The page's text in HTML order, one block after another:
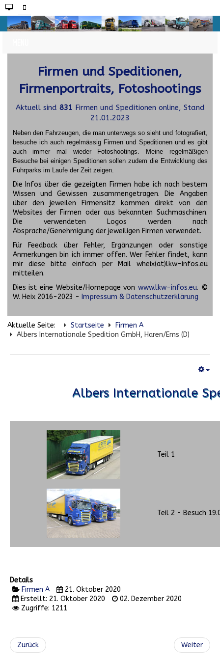
Firmen und Speditionen,
Firmenportraits, Fotoshootings
Aktuell sind 831 Firmen und Speditionen online, Stand
21.01.2023
Neben den Fahrzeugen, die man unterwegs so sieht und fotografiert,
besuche ich auch regelmässig Firmen und Speditionen und es gibt
auch immer mal wieder Fotoshootings.
Meine regelmäßigen
Besuche bei einigen Speditionen sollen zudem die Entwicklung des
Fuhrparks im Laufe der Zeit zeigen.
Die Infos über die gezeigten Firmen habe ich nach bestem
Wissen und Gewissen zusammengetragen. Die Angaben
über den jeweilen Firmensitz kommen direkt von den
Websites der Firmen oder aus bekannten Suchmaschinen.
Die verwendeten Logos werden nach
Absprache/Genehmigung der jeweiligen Firmen verwendet.
Für Feedback über Fehler, Ergänzungen oder sonstige
Anmerkungen bin ich immer offen. Wer Fehler findet, kann
mir diese bitte einfach per Mail wheix(at)lkw-infos.eu
mitteilen.
Dies ist eine Website/Homepage von www.lkw-infos.eu. ©
W. Heix 2016-2023 - Impressum & Datenschutzerklärung
Aktuelle Seite: Startseite
Firmen A
Albers Internationale Spedition GmbH, Haren/Ems (D)
Albers Internationale
Teil 1
Teil 2 - Besuch
Details
Firmen A
21. Oktober 2020
Erstellt: 21. Oktober 2020
02. Dezember 2020
Zugriffe: 1211
Zurück Weiter